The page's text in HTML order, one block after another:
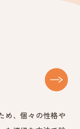
め、個々の性格や